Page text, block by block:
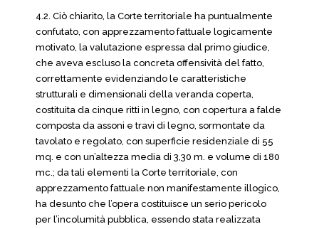
4.2. Ciò chiarito, la Corte territoriale ha puntualmente
confutato, con apprezzamento fattuale logicamente
motivato, la valutazione espressa dal primo giudice,
che aveva escluso la concreta offensività del fatto,
correttamente evidenziando le caratteristiche
strutturali e dimensionali della veranda coperta,
costituita da cinque ritti in legno, con copertura a falde
composta da assoni e travi di legno, sormontate da
tavolato e regolato, con superficie residenziale di 55
mq. e con un’altezza media di 3,30 m. e volume di 180
mc.; da tali elementi la Corte territoriale, con
apprezzamento fattuale non manifestamente illogico,
ha desunto che l’opera costituisce un serio pericolo
per l’incolumità pubblica, essendo stata realizzata